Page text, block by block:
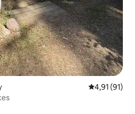
Évaluation
4,91 (91)